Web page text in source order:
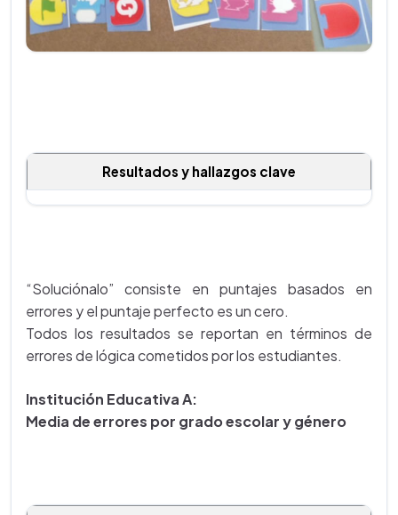
Resultados y hallazgos clave
“Soluciónalo” consiste en puntajes basados en
errores y el puntaje perfecto es un cero.
Todos los resultados se reportan en términos de
errores de lógica cometidos por los estudiantes.
Institución Educativa A:
Media de errores por grado escolar y género